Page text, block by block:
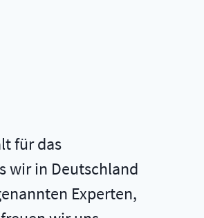
für das
wir in Deutschland
Experten,